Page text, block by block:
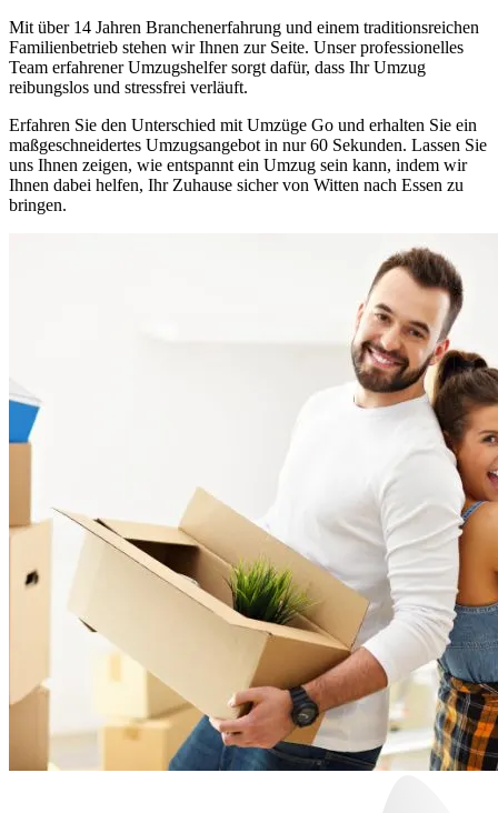
Mit über 14 Jahren Branchenerfahrung und einem traditionsreichen
Familienbetrieb stehen wir Ihnen zur Seite. Unser professionelles
Team erfahrener Umzugshelfer sorgt dafür, dass Ihr Umzug
reibungslos und stressfrei verläuft.
Erfahren Sie den Unterschied mit Umzüge Go und erhalten Sie ein
maßgeschneidertes Umzugsangebot in nur 60 Sekunden. Lassen Sie
uns Ihnen zeigen, wie entspannt ein Umzug sein kann, indem wir
Ihnen dabei helfen, Ihr Zuhause sicher von Witten nach Essen zu
bringen.